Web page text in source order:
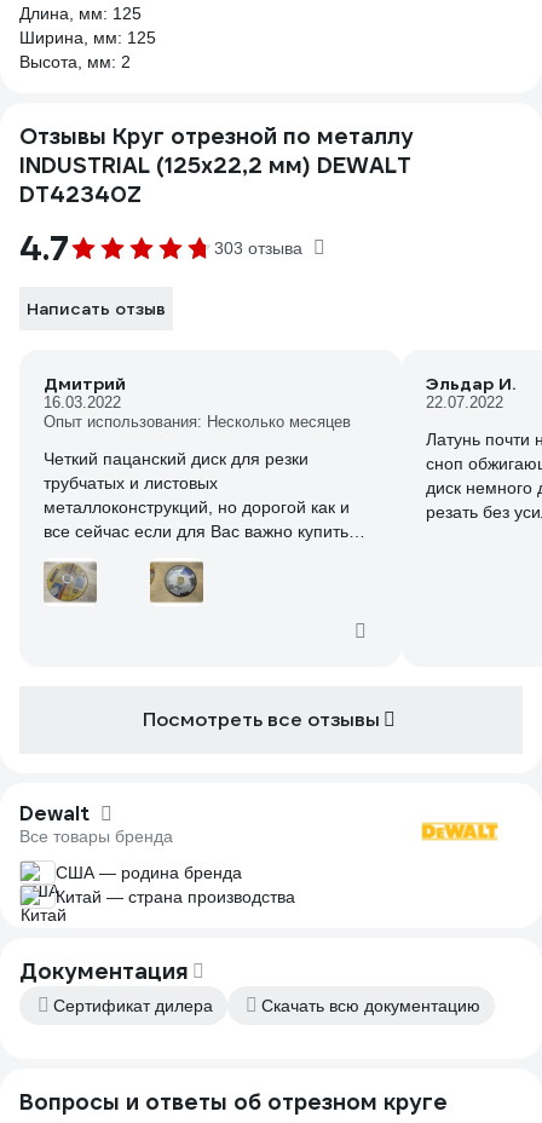
Длина, мм: 125
Ширина, мм: 125
Высота, мм: 2
Отзывы Круг отрезной по металлу
INDUSTRIAL (125х22,2 мм) DEWALT
DT42340Z
4.7 303 отзыва
Написать отзыв
Дмитрий
16.03.2022
Опыт использования: Несколько месяцев
Четкий пацанский диск для резки
трубчатых и листовых
металлоконструкций, но дорогой как и
все сейчас если для Вас важно купить
плевание от разламывающихся дисков и
конечно если вы не на «тяжелом»
производстве по расходу дисков по сто
Эльдар И.
22.07.2022
Латунь почти
сноп
диск немного
резать без
не снимайте
Посмотреть все отзывы
Dewalt
Все товары бренда
США — родина бренда
Китай — страна производства
Документация
Сертификат дилера Скачать всю документацию
Вопросы и ответы об отрезном круге